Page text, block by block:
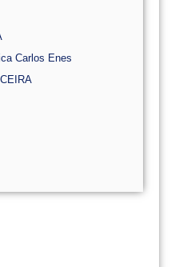
Carlos Enes